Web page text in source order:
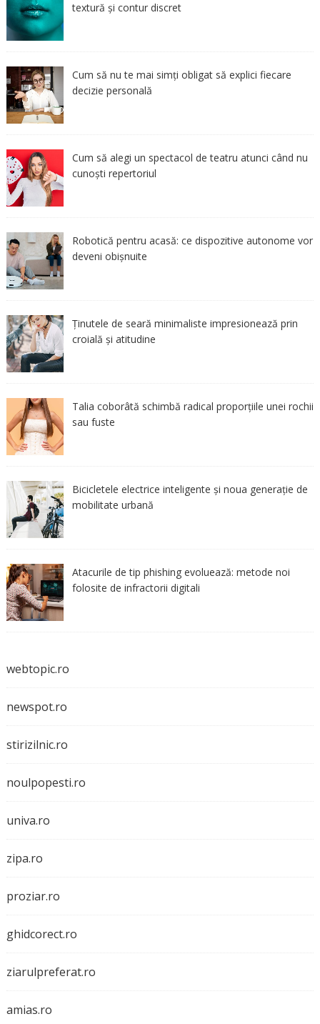
textură și contur discret
Cum să nu te mai simți obligat să explici fiecare
decizie personală
Cum să alegi un spectacol de teatru atunci când nu
cunoști repertoriul
Robotică pentru acasă: ce dispozitive autonome vor
deveni obișnuite
Ținutele de seară minimaliste impresionează prin
croială și atitudine
Talia coborâtă schimbă radical proporțiile unei rochii
sau fuste
Bicicletele electrice inteligente și noua generație de
mobilitate urbană
Atacurile de tip phishing evoluează: metode noi
folosite de infractorii digitali
webtopic.ro
newspot.ro
stirizilnic.ro
noulpopesti.ro
univa.ro
zipa.ro
proziar.ro
ghidcorect.ro
ziarulpreferat.ro
amias.ro